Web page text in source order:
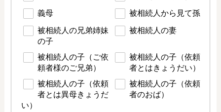
義母 被相続人から見て孫
被相続人の兄弟姉妹
の子
被相続人の妻
被相続人の子（ご依
頼者様のご兄弟）
被相続人の子（依頼
者とはきょうだい）
被相続人の子（依頼
者とは異母きょうだ
い）
被相続人の子（依頼
者のおば）